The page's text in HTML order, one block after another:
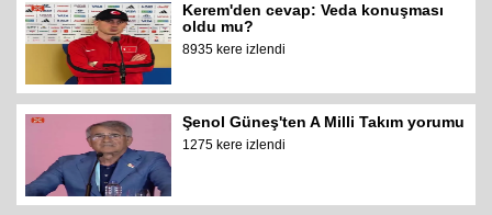
Kerem'den cevap: Veda konuşması
oldu mu?
8935 kere izlendi
Şenol Güneş'ten A Milli Takım yorumu
1275 kere izlendi